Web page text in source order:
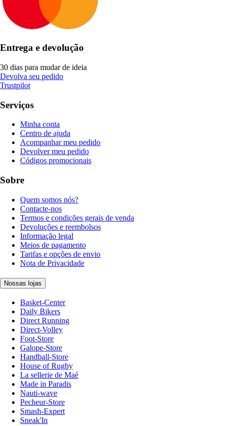
Entrega e devolução
30 dias para mudar de ideia
Devolva seu pedido
Trustpilot
Serviços
Minha conta
Centro de ajuda
Acompanhar meu pedido
Devolver meu pedido
Códigos promocionais
Sobre
Quem somos nós?
Contacte-nos
Termos e condições gerais de venda
Devoluções e reembolsos
Informação legal
Meios de pagamento
Tarifas e opções de envio
Nota de Privacidade
Nossas lojas
Basket-Center
Daily Bikers
Direct Running
Direct-Volley
Foot-Store
Galope-Store
Handball-Store
House of Rugby
La sellerie de Maé
Made in Paradis
Nauti-wave
Pecheur-Store
Smash-Expert
Sneak'In